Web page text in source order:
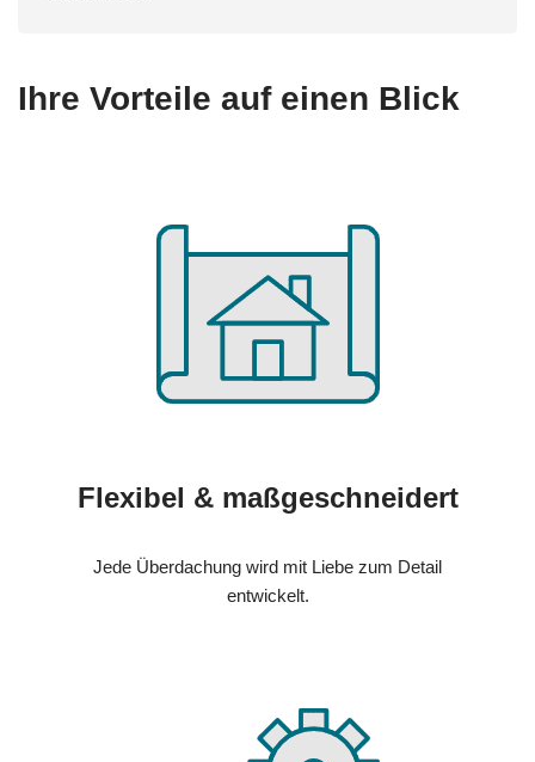
Ihre Vorteile auf einen Blick
Flexibel & maßgeschneidert
Jede Überdachung wird mit Liebe zum Detail
entwickelt.